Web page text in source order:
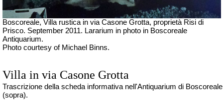
Boscoreale, Villa rustica in via Casone Grotta, proprietà Risi di
Prisco. September 2011. Lararium in photo in Boscoreale
Antiquarium.
Photo courtesy of Michael Binns.
Villa in via Casone Grotta
Trascrizione della scheda informativa nell'Antiquarium di Boscoreale
(sopra).